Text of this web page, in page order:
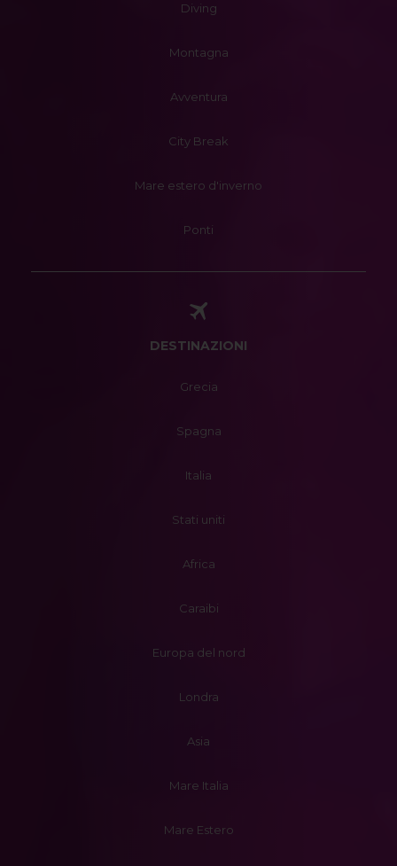
Diving
Montagna
Avventura
City Break
Mare estero d'inverno
Ponti
DESTINAZIONI
Grecia
Spagna
Italia
Stati uniti
Africa
Caraibi
Europa del nord
Londra
Asia
Mare Italia
Mare Estero